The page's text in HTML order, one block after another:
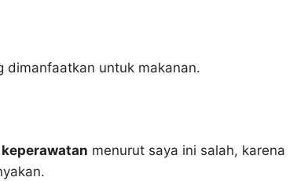
dimanfaatkan untuk makanan.
menurut saya ini salah, karena